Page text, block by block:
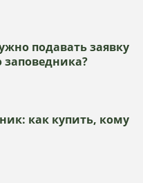
подавать заявку
заповедника?
как купить, кому